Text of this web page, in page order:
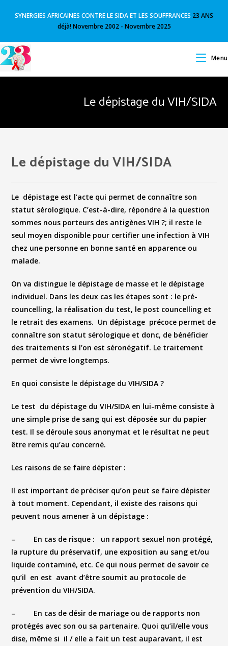
SYNERGIES AFRICAINES CONTRE LE SIDA ET LES SOUFFRANCES 23 ANS
déjà! Novembre 2002 - Novembre 2025
Menu
Le dépistage du VIH/SIDA
Le dépistage du VIH/SIDA
Le dépistage est l’acte qui permet de connaître son
statut sérologique. C’est-à-dire, répondre à la question
sommes nous porteurs des antigènes VIH ?; il reste le
seul moyen disponible pour certifier une infection à VIH
chez une personne en bonne santé en apparence ou
malade.
On va distingue le dépistage de masse et le dépistage
individuel. Dans les deux cas les étapes sont : le pré-
councelling, la réalisation du test, le post councelling et
le retrait des examens. Un dépistage précoce permet de
connaître son statut sérologique et donc, de bénéficier
des traitements si l’on est séronégatif. Le traitement
permet de vivre longtemps.
En quoi consiste le dépistage du VIH/SIDA ?
Le test du dépistage du VIH/SIDA en lui-même consiste à
une simple prise de sang qui est déposée sur du papier
test. Il se déroule sous anonymat et le résultat ne peut
être remis qu’au concerné.
Les raisons de se faire dépister :
Il est important de préciser qu’on peut se faire dépister
à tout moment. Cependant, il existe des raisons qui
peuvent nous amener à un dépistage :
– En cas de risque : un rapport sexuel non protégé,
la rupture du préservatif, une exposition au sang et/ou
liquide contaminé, etc. Ce qui nous permet de savoir ce
qu’il en est avant d’être soumit au protocole de
prévention du VIH/SIDA.
– En cas de désir de mariage ou de rapports non
protégés avec son ou sa partenaire. Quoi qu’il/elle vous
dise, même si il / elle a fait un test auparavant, il est